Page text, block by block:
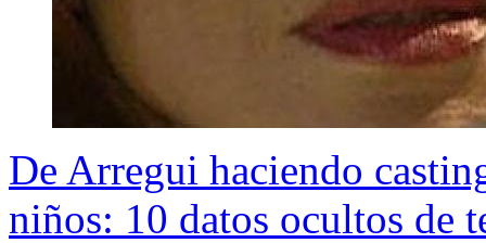
De Arregui haciendo
niños: 10 datos ocultos de